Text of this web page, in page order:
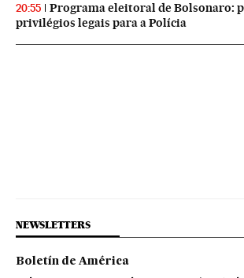
20:55
Programa eleitoral de Bolsonaro:
privilégios legais para a Polícia
NEWSLETTERS
Boletín de América